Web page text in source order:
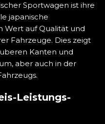
Sportwagen ist ihre
japanische
Wert auf Qualität und
Fahrzeuge. Dies zeigt
Kanten und
aber auch in der
Leistungs-